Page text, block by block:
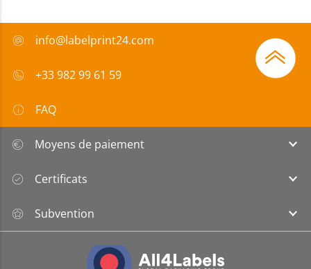
info@labelprint24.com
+33 982 99 61 59
FAQ
Moyens de paiement
Certificats
Subvention